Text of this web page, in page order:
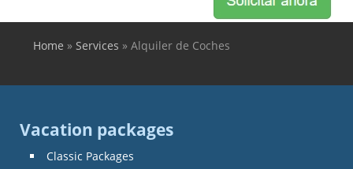
You are here
Home » Services » Alquiler de Coches
Vacation packages
Classic Packages